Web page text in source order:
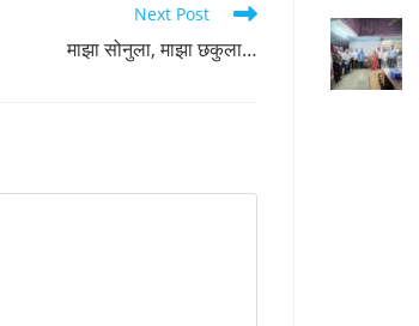
Next Post
माझा सोनुला, माझा छकुला…